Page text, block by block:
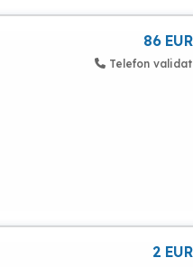
86 EUR
Telefon validat
2 EUR